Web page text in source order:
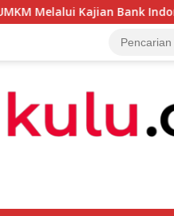
Bank Indonesia